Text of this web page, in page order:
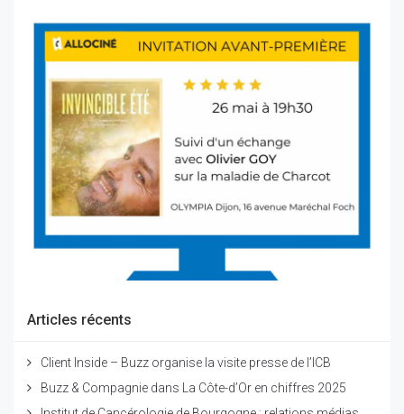
Articles récents
Client Inside – Buzz organise la visite presse de l’ICB
Buzz & Compagnie dans La Côte-d’Or en chiffres 2025